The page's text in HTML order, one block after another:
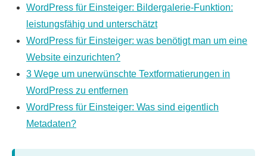
WordPress für Einsteiger: Bildergalerie-Funktion:
leistungsfähig und unterschätzt
WordPress für Einsteiger: was benötigt man um eine
Website einzurichten?
3 Wege um unerwünschte Textformatierungen in
WordPress zu entfernen
WordPress für Einsteiger: Was sind eigentlich
Metadaten?